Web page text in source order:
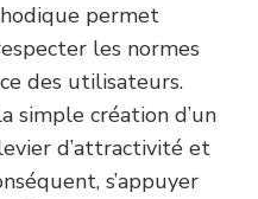
permet
les normes
des utilisateurs.
simple création d’un
d’attractivité et
s’appuyer